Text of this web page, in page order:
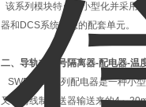
该系列模块特点是小型化并采用
器和DCS系统理想的配套单元。
二、 导轨式信号隔离器-配电器-温
SWP8000系列配电器是一种小
又将两线制变送器输送来的4～